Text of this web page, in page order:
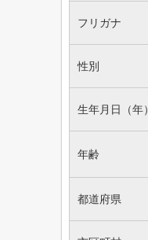
フリガナ
性別
生年月日（年）
年齢
都道府県